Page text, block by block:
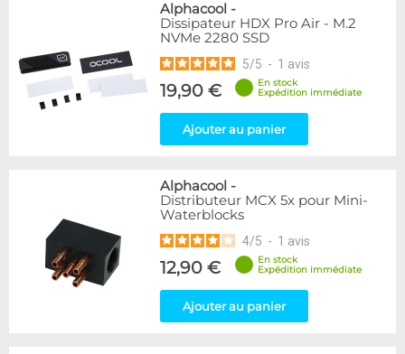
Alphacool -
Dissipateur HDX Pro Air - M.2
NVMe 2280 SSD
5/5 - 1 avis
19,90 €
En stock
Expédition immédiate
Ajouter au panier
Alphacool -
Distributeur MCX 5x pour Mini-
Waterblocks
4/5 - 1 avis
12,90 €
En stock
Expédition immédiate
Ajouter au panier